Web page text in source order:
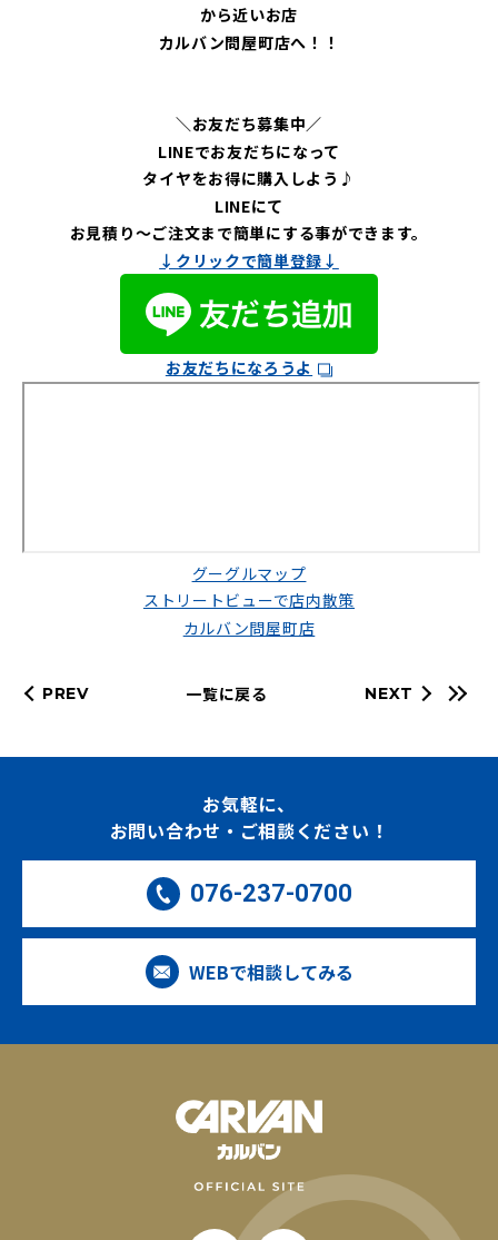
から近いお店
カルバン問屋町店へ！！
＼お友だち募集中／
LINEでお友だちになって
タイヤをお得に購入しよう♪
LINEにて
お見積り～ご注文まで簡単にする事ができます。
↓クリックで簡単登録↓
お友だちになろうよ
グーグルマップ
ストリートビューで店内散策
カルバン問屋町店
PREV 一覧に戻る NEXT
お気軽に、
お問い合わせ・ご相談ください！
076-237-0700
WEBで相談してみる